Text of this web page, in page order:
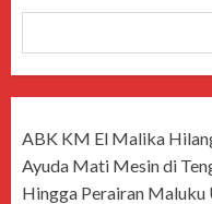
ABK KM El Malika
Ayuda Mati Mesin di
Hingga Perairan Maluku